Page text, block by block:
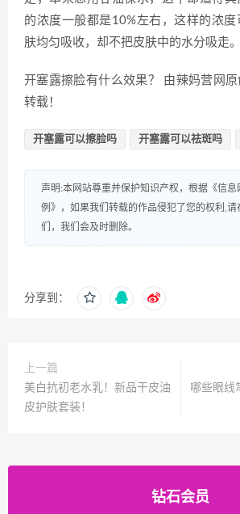
的浓度一般都是10%左右，这样的浓
肤均匀吸收，却不把皮肤中的水分吸走。
开塞露擦脸有什么效果？ 由辣妈营网
转载！
开塞露可以擦脸吗 开塞露可以祛斑吗
声明:本网站尊重并保护知识产权，根据《信
例》，如果我们转载的作品侵犯了您的权利,请
们，我们会及时删除。
分享到：
上一篇
美白抗初老水乳！新品干皮油
皮护肤套装！
哪些眼线
钻石会员